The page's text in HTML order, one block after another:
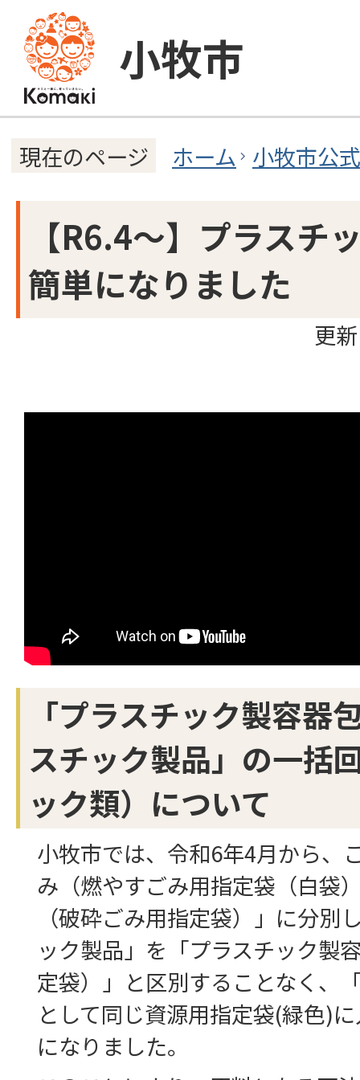
小牧市
現在のページ ホーム 小牧市公
【R6.4～】プラスチ
簡単になりました
更
「プラスチック製容器
スチック製品」の一括
ック類）について
小牧市では、令和6年4月から、
み（燃やすごみ用指定袋（白袋
（破砕ごみ用指定袋）」に分別
ック製品」を「プラスチック製
定袋）」と区別することなく、
として同じ資源用指定袋(緑色)
になりました。